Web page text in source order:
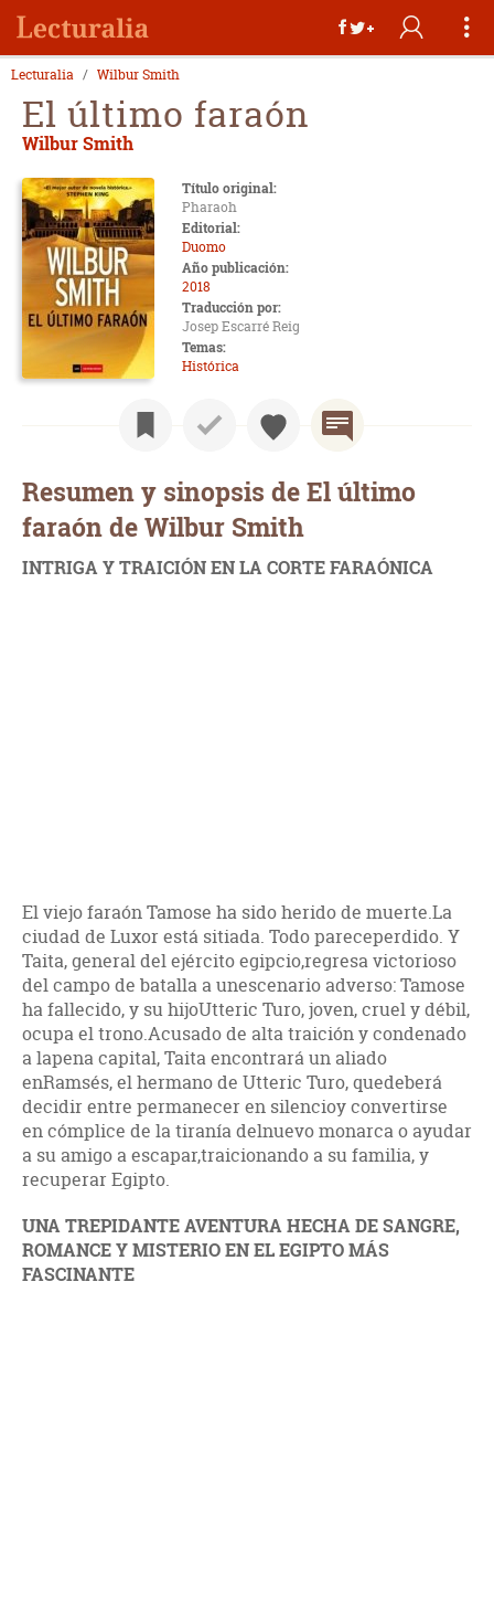
Lecturalia Wilbur Smith
El último faraón
Wilbur Smith
Título original:
Pharaoh
Editorial:
Duomo
Año publicación:
2018
Traducción por:
Josep Escarré Reig
Temas:
Histórica
Resumen y sinopsis de El último
faraón de Wilbur Smith
INTRIGA Y TRAICIÓN EN LA CORTE FARAÓNICA
El viejo faraón Tamose ha sido herido de muerte.La
ciudad de Luxor está sitiada. Todo pareceperdido. Y
Taita, general del ejército egipcio,regresa victorioso
del campo de batalla a unescenario adverso: Tamose
ha fallecido, y su hijoUtteric Turo, joven, cruel y débil,
ocupa el trono.Acusado de alta traición y condenado
a lapena capital, Taita encontrará un aliado
enRamsés, el hermano de Utteric Turo, quedeberá
decidir entre permanecer en silencioy convertirse
en cómplice de la tiranía delnuevo monarca o ayudar
a su amigo a escapar,traicionando a su familia, y
recuperar Egipto.
UNA TREPIDANTE AVENTURA HECHA DE SANGRE,
ROMANCE Y MISTERIO EN EL EGIPTO MÁS
FASCINANTE